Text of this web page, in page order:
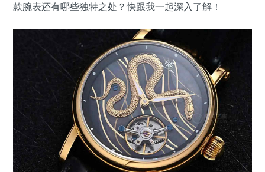
款腕表还有哪些独特之处？快跟我一起深入了解！